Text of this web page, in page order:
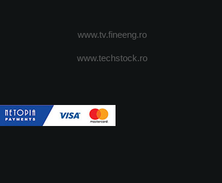
www.tv.fineeng.ro
www.techstock.ro